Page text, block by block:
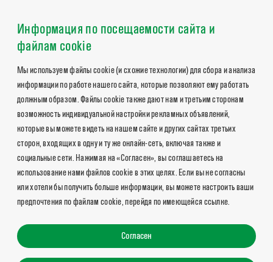
Информация по посещаемости сайта и
файлам cookie
Мы используем файлы cookie (и схожие технологии) для сбора и анализа
информации по работе нашего сайта, которые позволяют ему работать
должным образом. Файлы cookie также дают нам и третьим сторонам
возможность индивидуальной настройки рекламных объявлений,
которые вы можете видеть на нашем сайте и других сайтах третьих
сторон, входящих в одну и ту же онлайн-сеть, включая также и
социальные сети. Нажимая на «Согласен», вы соглашаетесь на
использование нами файлов cookie в этих целях. Если вы не согласны
или хотели бы получить больше информации, вы можете настроить ваши
предпочтения по файлам cookie, перейдя по имеющейся ссылке.
Согласен